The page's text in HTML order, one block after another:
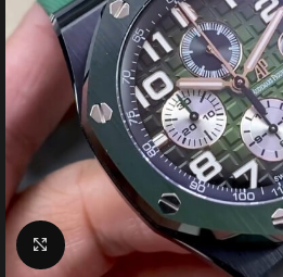
クリックで拡大